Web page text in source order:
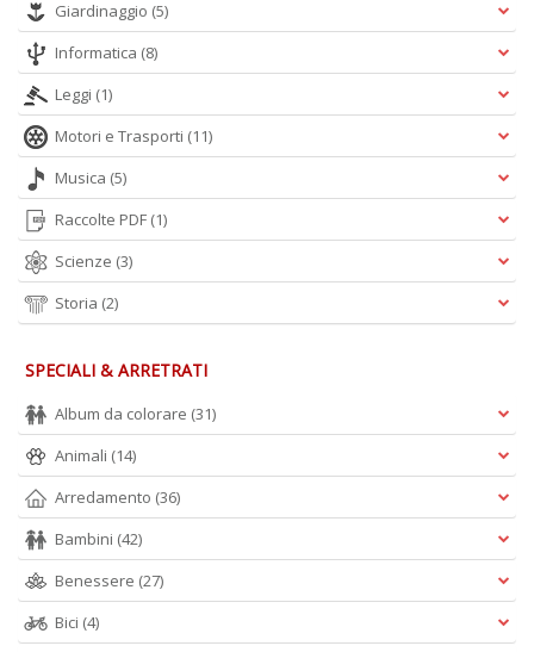
Giardinaggio (5)
Informatica (8)
Leggi (1)
Motori e Trasporti (11)
Musica (5)
Raccolte PDF (1)
Scienze (3)
Storia (2)
SPECIALI & ARRETRATI
Album da colorare (31)
Animali (14)
Arredamento (36)
Bambini (42)
Benessere (27)
Bici (4)